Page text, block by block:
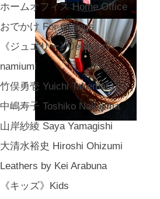
ホームオフィス Home Office
おでかけ For Outings
《ジュエリー》Jewellery
namiumi
竹俣勇壱 Yuichi Takemata
中嶋寿子 Toshiko Nakajima
山岸紗綾 Saya Yamagishi
大清水裕史 Hiroshi Ohizumi
Leathers by Kei Arabuna
《キッズ》Kids